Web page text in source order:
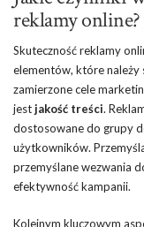
reklamy online?
Skuteczność reklamy
elementów, które należy
zamierzone cele
jestjakość treści.
dostosowane do grupy
użytkowników.
przemyślane wezwania
efektywność kampanii.
Kolejnym kluczowym